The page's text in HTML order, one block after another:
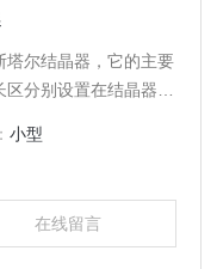
塔尔结晶器，它的主要
分别设置在结晶器的
小型
在线留言